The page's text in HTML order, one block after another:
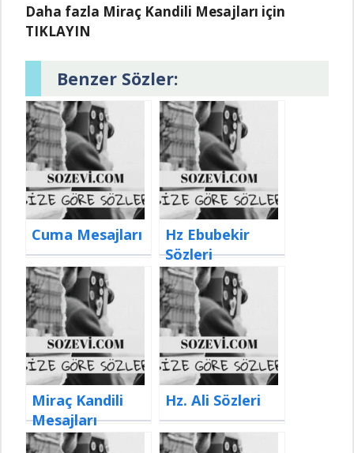
Daha fazla Miraç Kandili Mesajları için
TIKLAYIN
Benzer Sözler:
Cuma Mesajları
Hz Ebubekir
Sözleri
Miraç Kandili
Mesajları
Hz. Ali Sözleri